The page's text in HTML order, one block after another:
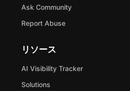
Ask Community
Report Abuse
リソース
AI Visibility Tracker
Solutions